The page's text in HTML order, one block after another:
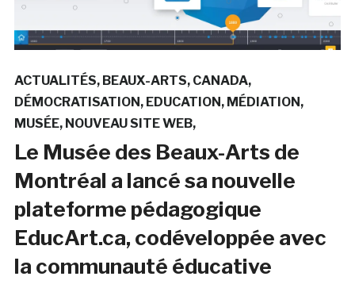
ACTUALITÉS BEAUX-ARTS CANADA
DÉMOCRATISATION EDUCATION MÉDIATION
MUSÉE NOUVEAU SITE WEB
Le Musée des Beaux-Arts de
Montréal a lancé sa nouvelle
plateforme pédagogique
EducArt.ca, codéveloppée avec
la communauté éducative